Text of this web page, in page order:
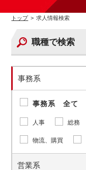
トップ > 求人情報検索
職種で検索
事務系
事務系 全て
人事 総務
物流、購買
営業系